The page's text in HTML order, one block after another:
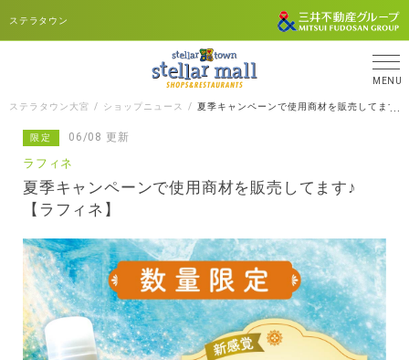
MENU
ステラタウン
ステラタウン大宮 ショップニュース 夏季キャンペーンで使用商材を販売してます♪
限定 06/08 更新
ラフィネ
夏季キャンペーンで使用商材を販売してます♪
【ラフィネ】